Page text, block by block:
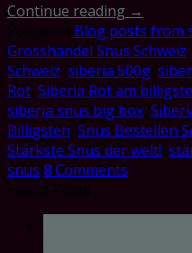
Continue reading →
Blog posts from
Grosshandel Snus Schweiz
Schweiz siberia 500g
Rot Siberia Rot am
siberia snus big box
Billigsten Snus Bestellen
Stärkste Snus der welt!
snus 8Comments